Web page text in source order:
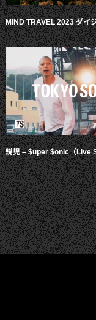
MIND TRAVEL 2023 ダイ
鋭児 – $uper $onic（Live